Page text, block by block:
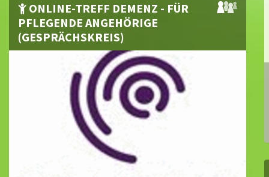
ONLINE-TREFF DEMENZ - FÜR
PFLEGENDE ANGEHÖRIGE
(GESPRÄCHSKREIS)